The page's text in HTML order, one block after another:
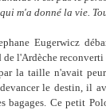
m'a donné la vie.
Eugerwicz
l'Ardèche
la taille n'avait
le destin, il
bagages. Ce petit